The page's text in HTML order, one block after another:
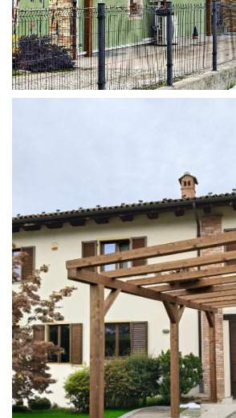
STRUTTURA ADDOSSATA IN